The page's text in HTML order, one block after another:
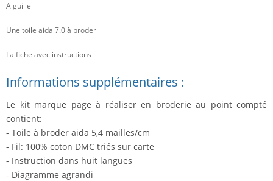
Aiguille
Une toile aida 7.0 à broder
La fiche avec instructions
Informations supplémentaires :
Le kit marque page à réaliser en broderie au point compté
contient:
- Toile à broder aida 5,4 mailles/cm
- Fil: 100% coton DMC triés sur carte
- Instruction dans huit langues
- Diagramme agrandi